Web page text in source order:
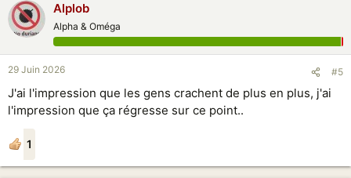
Alplob
Alpha & Oméga
29 Juin 2026 #5
J'ai l'impression que les gens crachent de plus en plus, j'ai
l'impression que ça régresse sur ce point..
1